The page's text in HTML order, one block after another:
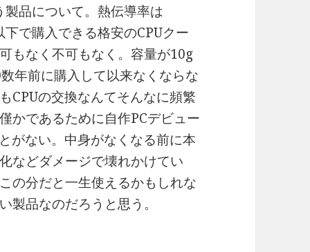
製品について。熱伝導率は
で購入できる格安のCPUクー
もなく不可もなく。容量が10g
年前に購入して以来なくならな
CPUの交換なんてそんなに頻繁
かであるために自作PCデビュー
がない。中身がなくなる前に本
などダメージで壊れかけてい
の分だと一生使えるかもしれな
製品なのだろうと思う。